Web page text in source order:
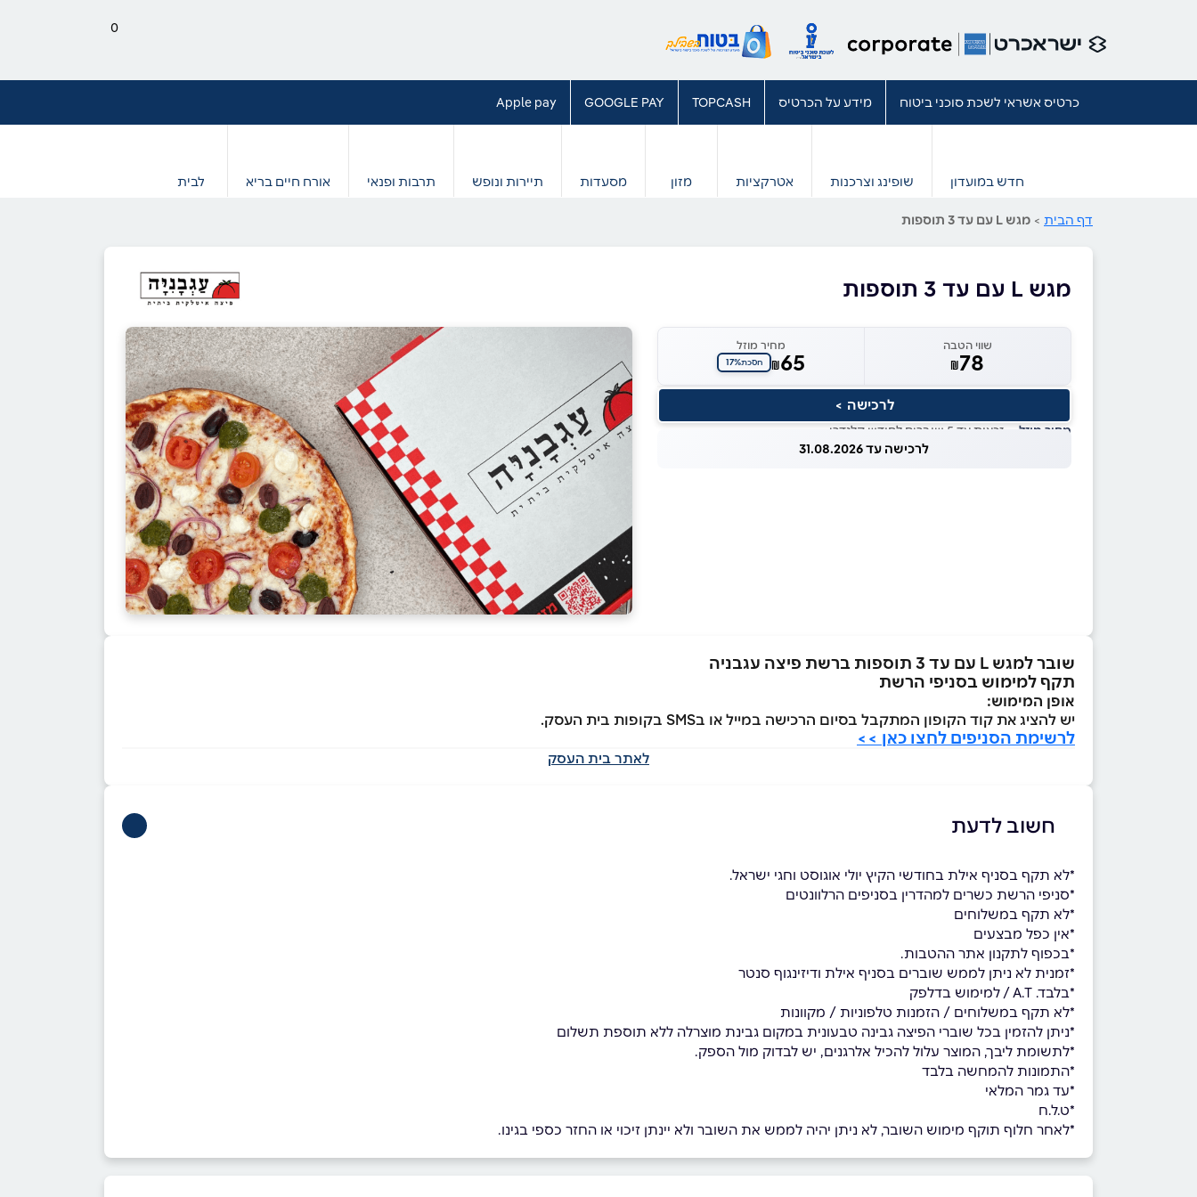
0
כרטיס אשראי לשכת סוכני ביטוח מידע על הכרטיס TOPCASH
GOOGLE PAY
Apple pay
חדש במועדון שופינג וצרכנות אטרקציות מזון מסעדות תיירות ונופש תרבות ופנאי אורח חיים בריא לבית
דף הבית > מגש L עם עד 3 תוספות
מגש L עם עד 3 תוספות
שווי הטבה
₪78
מחיר מוזל
₪65 חסכת17%
לרכישה >
מחיר מוזל — זכאות עד 5 שוברים לחודש קלנדרי
לרכישה עד 31.08.2026
שובר למגש L עם עד 3 תוספות ברשת פיצה עגבניה
תקף למימוש בסניפי הרשת
אופן המימוש:
יש להציג את קוד הקופון המתקבל בסיום הרכישה במייל או בSMS בקופות בית העסק.
לרשימת הסניפים לחצו כאן >>
לאתר בית העסק
חשוב לדעת
*לא תקף בסניף אילת בחודשי הקיץ יולי אוגוסט וחגי ישראל.
*סניפי הרשת כשרים למהדרין בסניפים הרלוונטים
*לא תקף במשלוחים
*אין כפל מבצעים
*בכפוף לתקנון אתר ההטבות.
*זמנית לא ניתן לממש שוברים בסניף אילת ודיזינגוף סנטר
*בלבד. A.T / למימוש בדלפק
*לא תקף במשלוחים / הזמנות טלפוניות / מקוונות
*ניתן להזמין בכל שוברי הפיצה גבינה טבעונית במקום גבינת מוצרלה ללא תוספת תשלום
*לתשומת ליבך, המוצר עלול להכיל אלרגנים, יש לבדוק מול הספק.
*התמונות להמחשה בלבד
*עד גמר המלאי
*ט.ל.ח
*לאחר חלוף תוקף מימוש השובר, לא ניתן יהיה לממש את השובר ולא יינתן זיכוי או החזר כספי בגינו.